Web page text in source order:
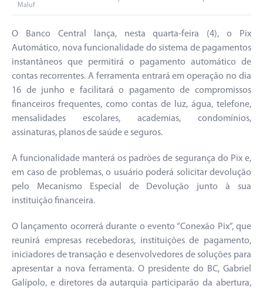
Maluf
O Banco Central lança, nesta quarta-feira (4), o Pix
Automático, nova funcionalidade do sistema de pagamentos
instantâneos que permitirá o pagamento automático de
contas recorrentes. A ferramenta entrará em operação no dia
16 de junho e facilitará o pagamento de compromissos
financeiros frequentes, como contas de luz, água, telefone,
mensalidades escolares, academias, condomínios,
assinaturas, planos de saúde e seguros.
A funcionalidade manterá os padrões de segurança do Pix e,
em caso de problemas, o usuário poderá solicitar devolução
pelo Mecanismo Especial de Devolução junto à sua
instituição financeira.
O lançamento ocorrerá durante o evento “Conexão Pix”, que
reunirá empresas recebedoras, instituições de pagamento,
iniciadores de transação e desenvolvedores de soluções para
apresentar a nova ferramenta. O presidente do BC, Gabriel
Galípolo, e diretores da autarquia participarão da abertura,